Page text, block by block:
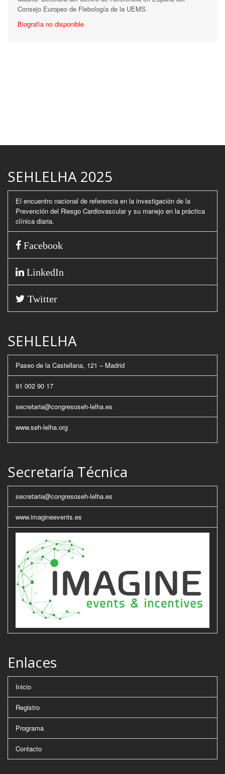
Consejo Europeo de Flebología de la UEMS.
Biografía no disponible
SEHLELHA 2025
El encuentro nacional de referencia en la investigación de la
Prevención del Riesgo Cardiovascular y su manejo en la práctica
clínica diaria.
Facebook
LinkedIn
Twitter
SEHLELHA
Paseo de la Castellana, 121 – Madrid
91 002 90 17
secretaria@congresoseh-lelha.es
www.seh-lelha.org
Secretaría Técnica
secretaria@congresoseh-lelha.es
www.imagineevents.es
Enlaces
Inicio
Registro
Programa
Contacto